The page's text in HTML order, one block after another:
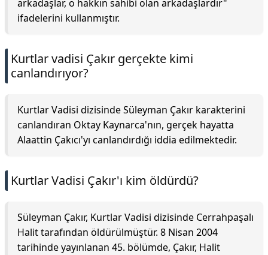
arkadaşlar, o hakkın sahibi olan arkadaşlardır"
ifadelerini kullanmıştır.
Kurtlar vadisi Çakır gerçekte kimi
canlandırıyor?
Kurtlar Vadisi dizisinde Süleyman Çakır karakterini
canlandıran Oktay Kaynarca'nın, gerçek hayatta
Alaattin Çakıcı'yı canlandırdığı iddia edilmektedir.
Kurtlar Vadisi Çakır'ı kim öldürdü?
Süleyman Çakır, Kurtlar Vadisi dizisinde Cerrahpaşalı
Halit tarafından öldürülmüştür. 8 Nisan 2004
tarihinde yayınlanan 45. bölümde, Çakır, Halit